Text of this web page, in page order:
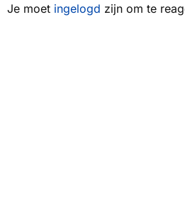
Je moet ingelogd zijn om te